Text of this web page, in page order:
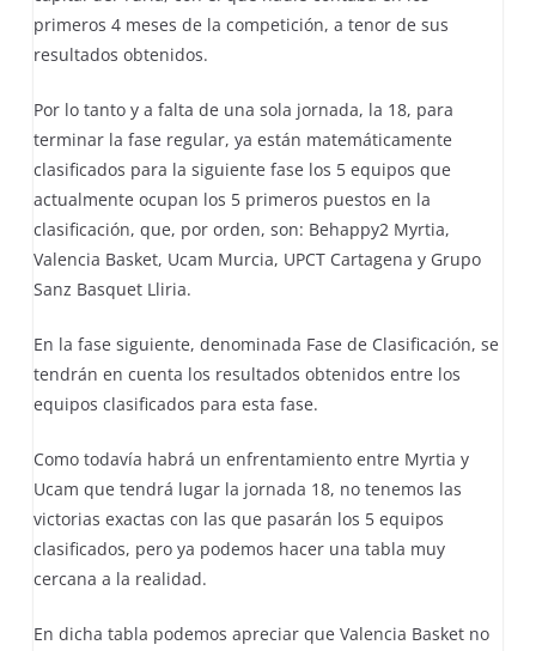
primeros 4 meses de la competición, a tenor de sus
resultados obtenidos.
Por lo tanto y a falta de una sola jornada, la 18, para
terminar la fase regular, ya están matemáticamente
clasificados para la siguiente fase los 5 equipos que
actualmente ocupan los 5 primeros puestos en la
clasificación, que, por orden, son: Behappy2 Myrtia,
Valencia Basket, Ucam Murcia, UPCT Cartagena y Grupo
Sanz Basquet Lliria.
En la fase siguiente, denominada Fase de Clasificación, se
tendrán en cuenta los resultados obtenidos entre los
equipos clasificados para esta fase.
Como todavía habrá un enfrentamiento entre Myrtia y
Ucam que tendrá lugar la jornada 18, no tenemos las
victorias exactas con las que pasarán los 5 equipos
clasificados, pero ya podemos hacer una tabla muy
cercana a la realidad.
En dicha tabla podemos apreciar que Valencia Basket no